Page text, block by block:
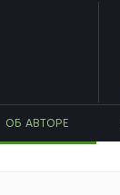
ОБ АВТОРЕ